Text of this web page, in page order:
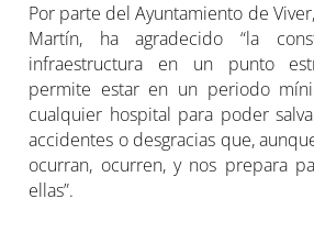
Por parte del Ayuntamiento de
Martín, ha agradecido “la
infraestructura en un punto
permite estar en un periodo
cualquier hospital para poder
accidentes o desgracias que,
ocurran, ocurren, y nos prepara
ellas”.